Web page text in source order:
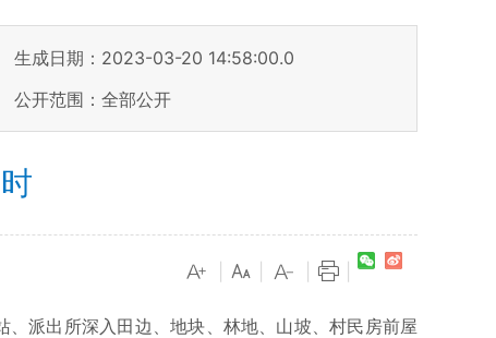
生成日期：2023-03-20 14:58:00.0
公开范围：全部公开
派出所深入田边、地块、林地、山坡、村民房前屋